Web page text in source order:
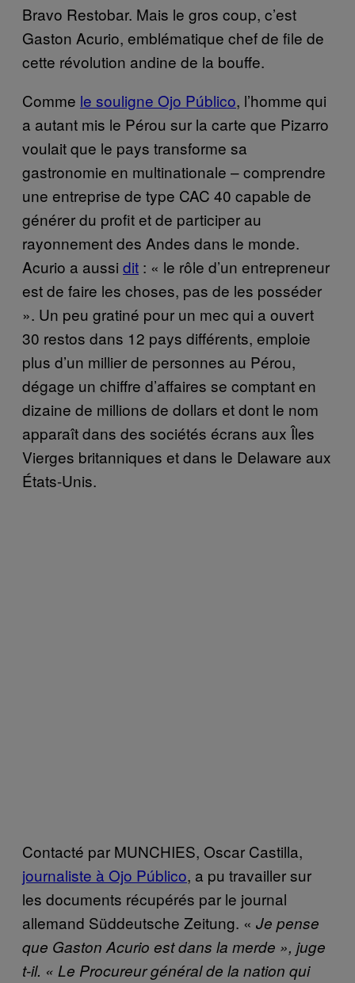
Bravo Restobar. Mais le gros coup, c’est
Gaston Acurio, emblématique chef de file de
cette révolution andine de la bouffe.
Comme le souligne Ojo Público, l’homme qui
a autant mis le Pérou sur la carte que Pizarro
voulait que le pays transforme sa
gastronomie en multinationale – comprendre
une entreprise de type CAC 40 capable de
générer du profit et de participer au
rayonnement des Andes dans le monde.
Acurio a aussi dit : « le rôle d’un entrepreneur
est de faire les choses, pas de les posséder
». Un peu gratiné pour un mec qui a ouvert
30 restos dans 12 pays différents, emploie
plus d’un millier de personnes au Pérou,
dégage un chiffre d’affaires se comptant en
dizaine de millions de dollars et dont le nom
apparaît dans des sociétés écrans aux Îles
Vierges britanniques et dans le Delaware aux
États-Unis.
Contacté par MUNCHIES, Oscar Castilla,
journaliste à Ojo Público, a pu travailler sur
les documents récupérés par le journal
allemand Süddeutsche Zeitung. « Je pense
que Gaston Acurio est dans la merde », juge
t-il. « Le Procureur général de la nation qui